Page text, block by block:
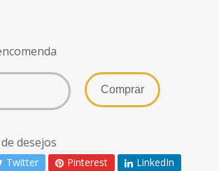
Comprar
desejos
Twitter Pinterest LinkedIn